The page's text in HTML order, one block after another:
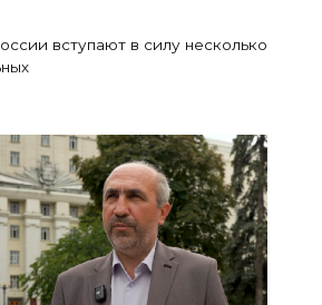
вступают в силу несколько